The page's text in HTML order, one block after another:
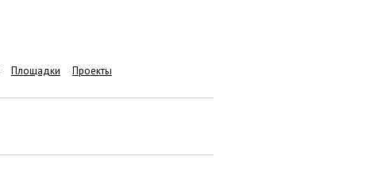
Площадки Проекты